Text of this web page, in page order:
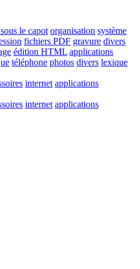
le capot organisation système
fichiers PDF gravure divers
édition HTML applications
téléphone photos divers lexique
internet applications
internet applications